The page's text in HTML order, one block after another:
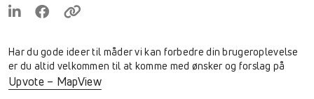
Har du gode ideer til måder vi kan forbedre din brugeroplevelse
er du altid velkommen til at komme med ønsker og forslag på
Upvote – MapView